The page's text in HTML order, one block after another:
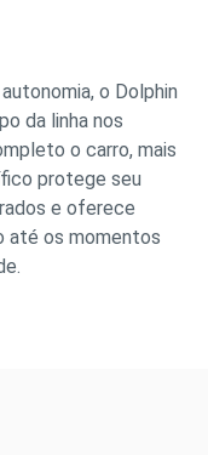
o Dolphin
da linha nos
o carro, mais
protege seu
e oferece
até os momentos